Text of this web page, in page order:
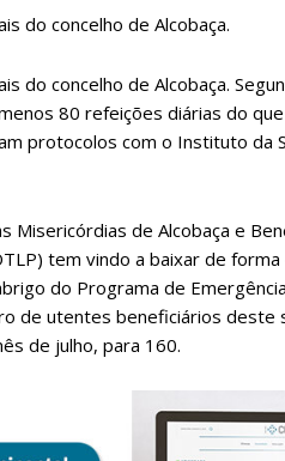
do concelho de Alcobaça.
do concelho de Alcobaça.
80 refeições diárias do
protocolos com o Instituto da
de Alcobaça e
tem vindo a baixar de
do Programa de
de utentes beneficiários
de julho, para 160.